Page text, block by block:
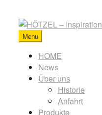
content
HÖTZEL
Inspiration
Sonnenschutz
Menu
Primary
menu
HOME
News
Über uns
Historie
Anfahrt
Produkte